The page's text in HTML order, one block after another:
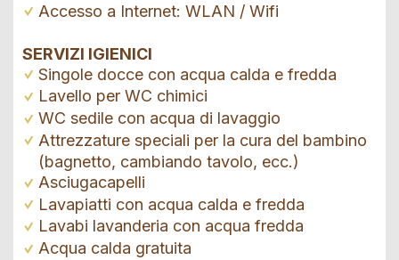
Accesso a Internet: WLAN / Wifi
SERVIZI IGIENICI
Singole docce con acqua calda e fredda
Lavello per WC chimici
WC sedile con acqua di lavaggio
Attrezzature speciali per la cura del bambino
(bagnetto, cambiando tavolo, ecc.)
Asciugacapelli
Lavapiatti con acqua calda e fredda
Lavabi lavanderia con acqua fredda
Acqua calda gratuita